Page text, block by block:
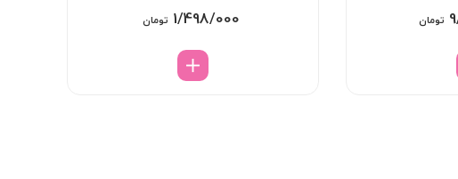
تومان 1/498/000 تومان